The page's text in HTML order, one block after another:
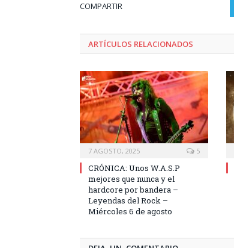
COMPARTIR
ARTÍCULOS RELACIONADOS
7 AGOSTO, 2025 5
CRÓNICA: Unos W.A.S.P
mejores que nunca y el
hardcore por bandera –
Leyendas del Rock –
Miércoles 6 de agosto